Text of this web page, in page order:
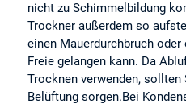
nicht zu Schimmelbildung
Trockner außerdem so
einen Mauerdurchbruch
Freie gelangen kann. Da
Trocknen verwenden,
Belüftung sorgen.Bei